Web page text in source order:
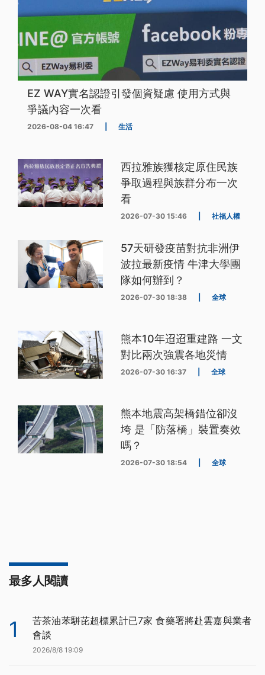
EZ WAY實名認證引發個資疑慮 使用方式與
爭議內容一次看
2026-08-04 16:47 生活
西拉雅族獲核定原住民族
爭取過程與族群分布一次
看
2026-07-30 15:46 社福人權
57天研發疫苗對抗非洲伊
波拉最新疫情 牛津大學團
隊如何辦到？
2026-07-30 18:38 全球
熊本10年迢迢重建路 一文
對比兩次強震各地災情
2026-07-30 16:37 全球
熊本地震高架橋錯位卻沒
垮 是「防落橋」裝置奏效
嗎？
2026-07-30 18:54 全球
最多人閱讀
1
苦茶油苯駢芘超標累計已7家 食藥署將赴雲嘉與業者
會談
2026/8/8 19:09